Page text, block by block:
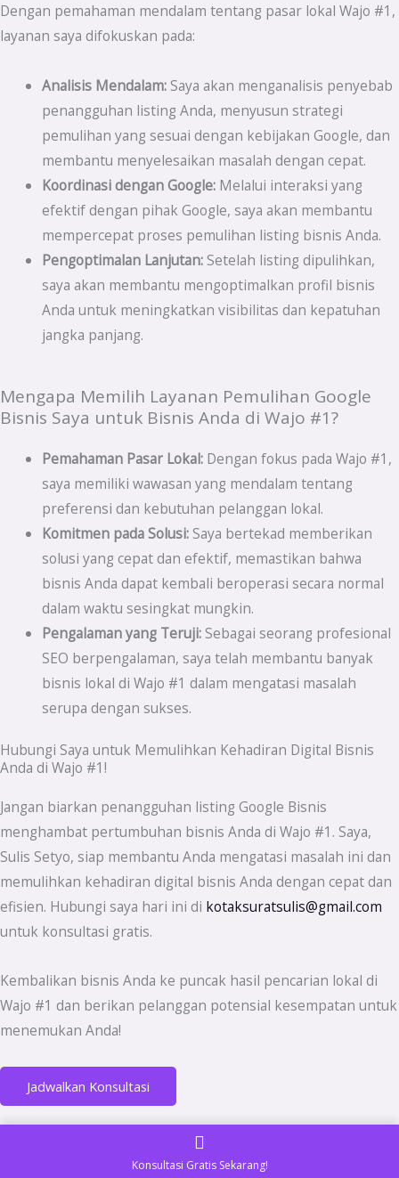
Dengan pemahaman mendalam tentang pasar lokal Wajo #1,
layanan saya difokuskan pada:
Analisis Mendalam:Saya akan menganalisis penyebab
penangguhan listing Anda, menyusun strategi
pemulihan yang sesuai dengan kebijakan Google, dan
membantu menyelesaikan masalah dengan cepat.
Koordinasi dengan Google:Melalui interaksi yang
efektif dengan pihak Google, saya akan membantu
mempercepat proses pemulihan listing bisnis Anda.
Pengoptimalan Lanjutan:Setelah listing dipulihkan,
saya akan membantu mengoptimalkan profil bisnis
Anda untuk meningkatkan visibilitas dan kepatuhan
jangka panjang.
Mengapa Memilih Layanan Pemulihan Google
Bisnis Saya untuk Bisnis Anda di Wajo #1?
Pemahaman Pasar Lokal:Dengan fokus pada Wajo #1,
saya memiliki wawasan yang mendalam tentang
preferensi dan kebutuhan pelanggan lokal.
Komitmen pada Solusi:Saya bertekad memberikan
solusi yang cepat dan efektif, memastikan bahwa
bisnis Anda dapat kembali beroperasi secara normal
dalam waktu sesingkat mungkin.
Pengalaman yang Teruji:Sebagai seorang profesional
SEO berpengalaman, saya telah membantu banyak
bisnis lokal di Wajo #1 dalam mengatasi masalah
serupa dengan sukses.
Hubungi Saya untuk Memulihkan Kehadiran Digital Bisnis
Anda di Wajo #1!
Jangan biarkan penangguhan listing Google Bisnis
menghambat pertumbuhan bisnis Anda di Wajo #1. Saya,
Sulis Setyo, siap membantu Anda mengatasi masalah ini dan
memulihkan kehadiran digital bisnis Anda dengan cepat dan
efisien. Hubungi saya hari ini di kotaksuratsulis@gmail.com
untuk konsultasi gratis.
Kembalikan bisnis Anda ke puncak hasil pencarian lokal di
Wajo #1 dan berikan pelanggan potensial kesempatan untuk
menemukan Anda!
Jadwalkan Konsultasi
Konsultasi Gratis Sekarang!